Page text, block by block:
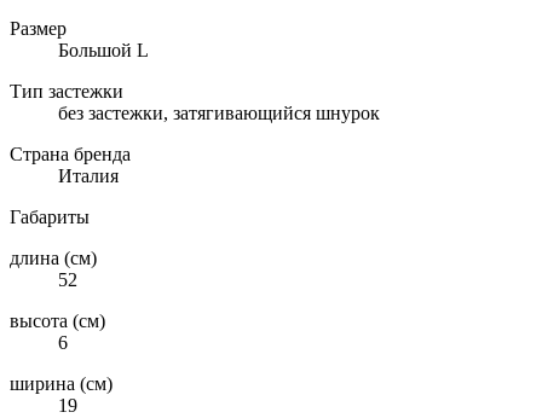
Размер
Большой L
Тип застежки
без застежки, затягивающийся шнурок
Страна бренда
Италия
Габариты
длина (см)
52
высота (см)
6
ширина (см)
19